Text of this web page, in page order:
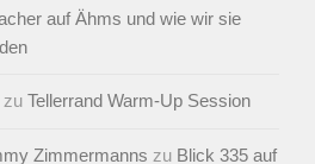
auf Ähms und wie wir sie
zu Tellerrand Warm-Up Session
Zimmermanns zu Blick 335 auf